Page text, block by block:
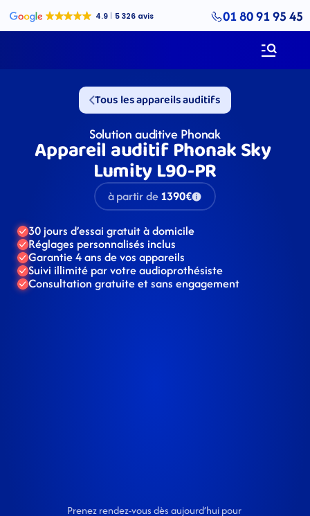
01 80 91 95 45
Tous les appareils auditifs
Solution auditive Phonak
Appareil auditif Phonak Sky
Lumity L90-PR
à partir de1390€
30 jours d’essai gratuit à domicile
Réglages personnalisés inclus
Garantie 4 ans de vos appareils
Suivi illimité par votre audioprothésiste
Consultation gratuite et sans engagement
Prenez rendez-vous dès aujourd’hui pour